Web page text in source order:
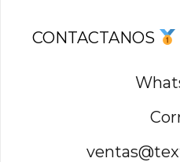
CONTACTANOS